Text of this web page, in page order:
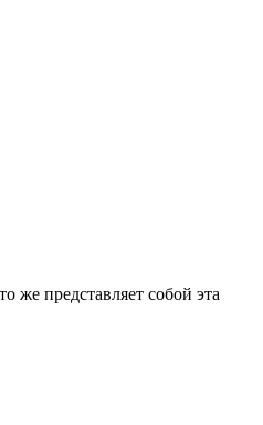
же представляет собой эта